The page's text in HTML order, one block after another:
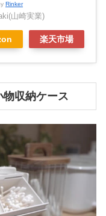
Rinker
山崎実業)
楽天市場
収納ケース